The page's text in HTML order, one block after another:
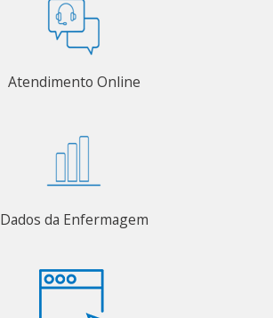
Atendimento Online
Dados da Enfermagem